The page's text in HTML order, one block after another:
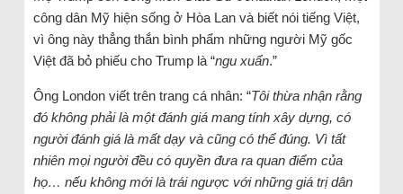
công dân Mỹ hiện sống ở Hòa Lan và biết nói tiếng Việt,
vì ông này thẳng thắn bình phẩm những người Mỹ gốc
Việt đã bỏ phiếu cho Trump là “ngu xuẩn.”
Ông London viết trên trang cá nhân: “Tôi thừa nhận rằng
đó không phải là một đánh giá mang tính xây dựng, có
người đánh giá là mất dạy và cũng có thể đúng. Vì tất
nhiên mọi người đều có quyền đưa ra quan điểm của
họ… nếu không mới là trái ngược với những giá trị dân